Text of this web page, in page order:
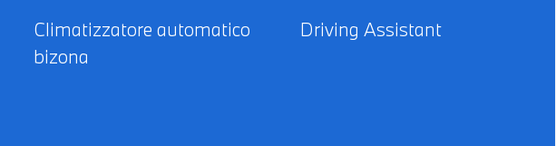
Climatizzatore automatico
bizona
Driving Assistant